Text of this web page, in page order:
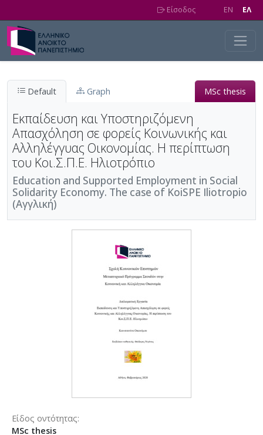
Είσοδος EN EΛ
Default Graph MSc thesis
Εκπαίδευση και Υποστηριζόμενη
Απασχόληση σε φορείς Κοινωνικής και
Αλληλέγγυας Οικονομίας. Η περίπτωση
του Κοι.Σ.Π.Ε. Ηλιοτρόπιο
Education and Supported Employment in Social
Solidarity Economy. The case of KoiSPE Iliotropio
(Αγγλική)
Είδος οντότητας
MSc thesis